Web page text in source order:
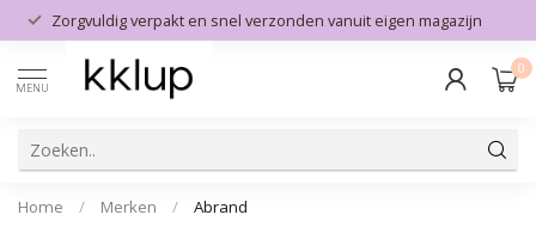
Zorgvuldig verpakt en snel verzonden vanuit eigen magazijn
MENU
0
Home / Merken / Abrand